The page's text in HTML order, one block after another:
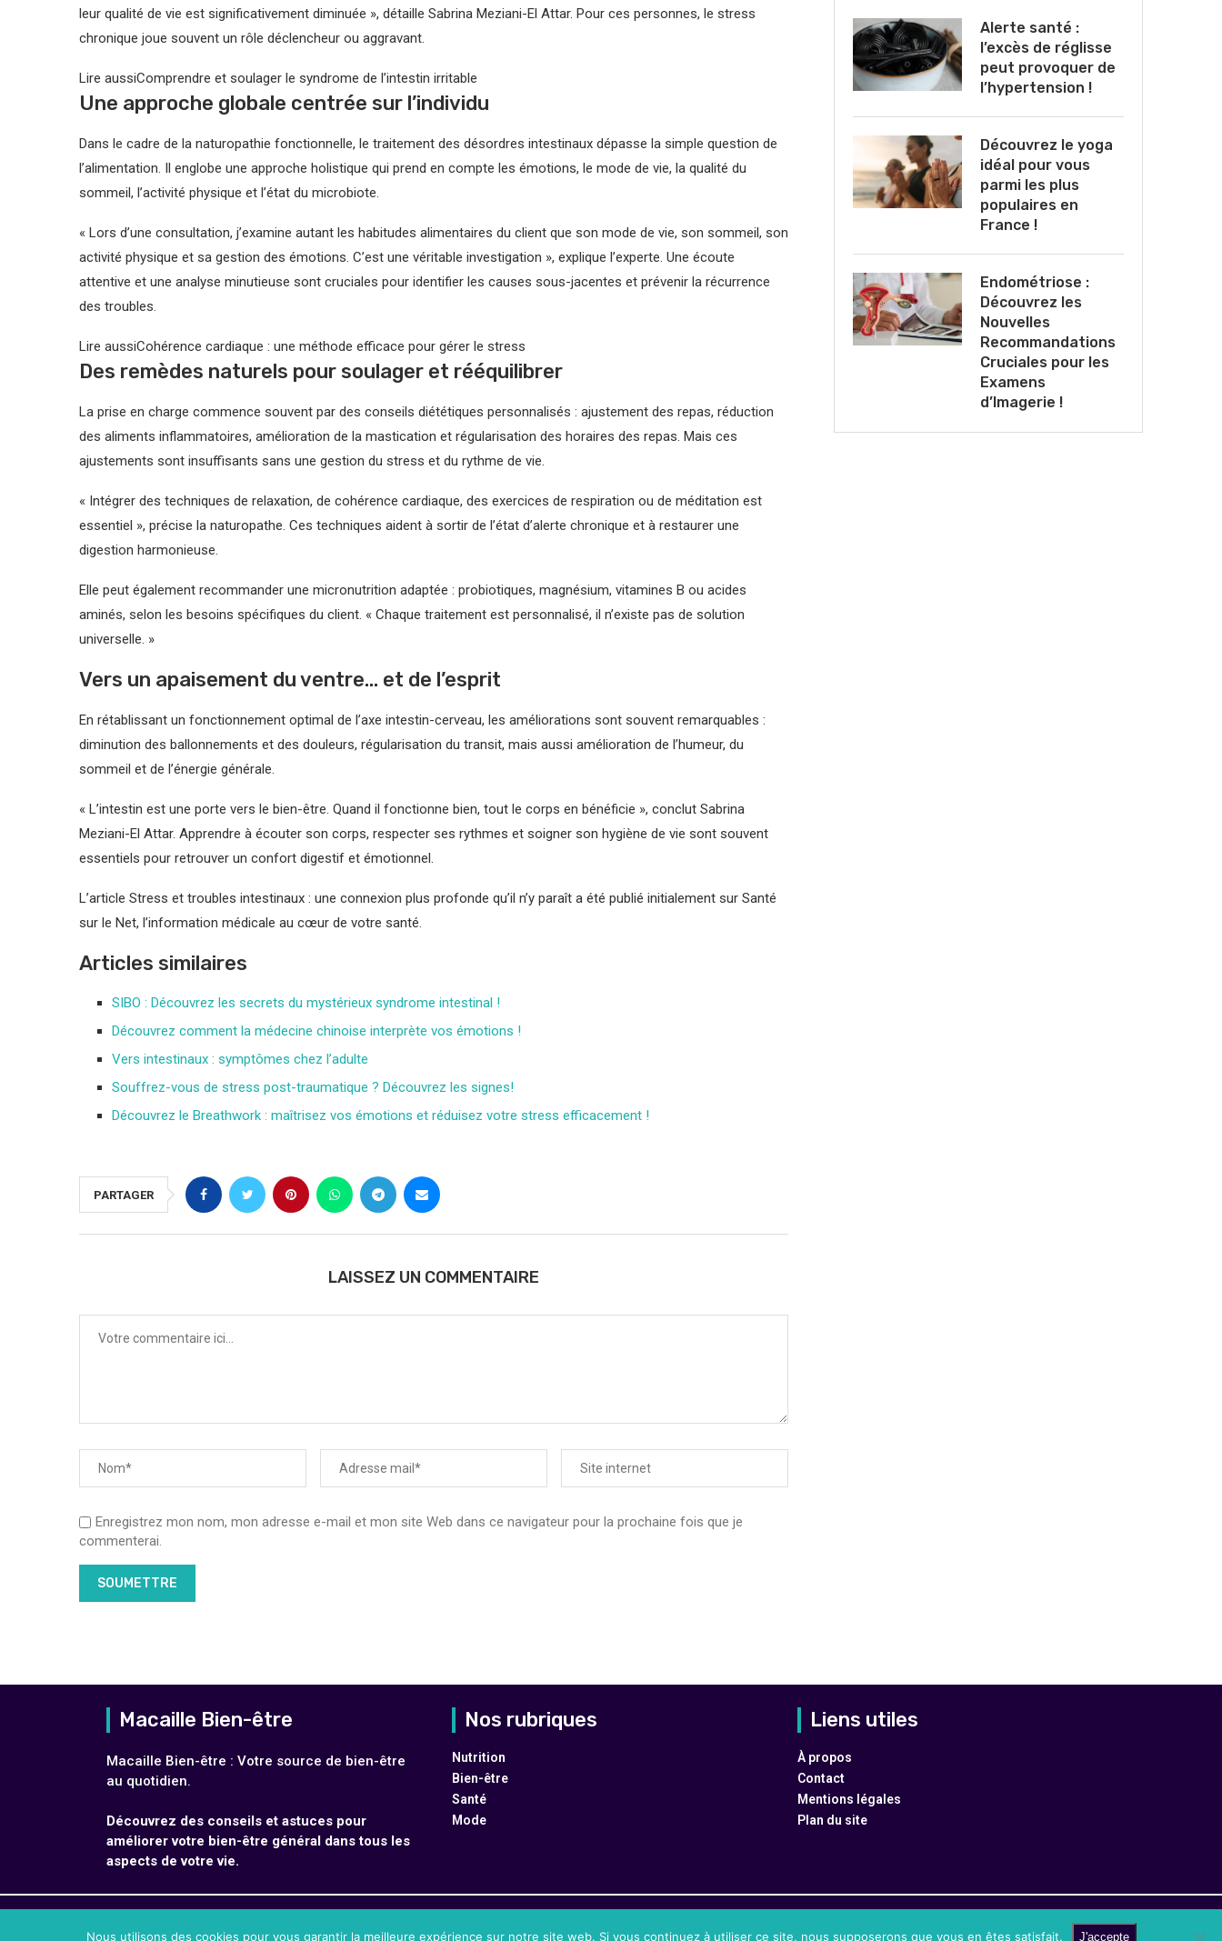
leur qualité de vie est significativement diminuée », détaille Sabrina Meziani-El Attar. Pour ces personnes, le stress
chronique joue souvent un rôle déclencheur ou aggravant.
Lire aussiComprendre et soulager le syndrome de l’intestin irritable
Une approche globale centrée sur l’individu
Dans le cadre de la naturopathie fonctionnelle, le traitement des désordres intestinaux dépasse la simple question de
l’alimentation. Il englobe une approche holistique qui prend en compte les émotions, le mode de vie, la qualité du
sommeil, l’activité physique et l’état du microbiote.
« Lors d’une consultation, j’examine autant les habitudes alimentaires du client que son mode de vie, son sommeil, son
activité physique et sa gestion des émotions. C’est une véritable investigation », explique l’experte. Une écoute
attentive et une analyse minutieuse sont cruciales pour identifier les causes sous-jacentes et prévenir la récurrence
des troubles.
Lire aussiCohérence cardiaque : une méthode efficace pour gérer le stress
Des remèdes naturels pour soulager et rééquilibrer
La prise en charge commence souvent par des conseils diététiques personnalisés : ajustement des repas, réduction
des aliments inflammatoires, amélioration de la mastication et régularisation des horaires des repas. Mais ces
ajustements sont insuffisants sans une gestion du stress et du rythme de vie.
« Intégrer des techniques de relaxation, de cohérence cardiaque, des exercices de respiration ou de méditation est
essentiel », précise la naturopathe. Ces techniques aident à sortir de l’état d’alerte chronique et à restaurer une
digestion harmonieuse.
Elle peut également recommander une micronutrition adaptée : probiotiques, magnésium, vitamines B ou acides
aminés, selon les besoins spécifiques du client. « Chaque traitement est personnalisé, il n’existe pas de solution
universelle. »
Vers un apaisement du ventre… et de l’esprit
En rétablissant un fonctionnement optimal de l’axe intestin-cerveau, les améliorations sont souvent remarquables :
diminution des ballonnements et des douleurs, régularisation du transit, mais aussi amélioration de l’humeur, du
sommeil et de l’énergie générale.
« L’intestin est une porte vers le bien-être. Quand il fonctionne bien, tout le corps en bénéficie », conclut Sabrina
Meziani-El Attar. Apprendre à écouter son corps, respecter ses rythmes et soigner son hygiène de vie sont souvent
essentiels pour retrouver un confort digestif et émotionnel.
L’article Stress et troubles intestinaux : une connexion plus profonde qu’il n’y paraît a été publié initialement sur Santé
sur le Net, l’information médicale au cœur de votre santé.
Articles similaires
SIBO : Découvrez les secrets du mystérieux syndrome intestinal !
Découvrez comment la médecine chinoise interprète vos émotions !
Vers intestinaux : symptômes chez l’adulte
Souffrez-vous de stress post-traumatique ? Découvrez les signes!
Découvrez le Breathwork : maîtrisez vos émotions et réduisez votre stress efficacement !
PARTAGER
LAISSEZ UN COMMENTAIRE
Enregistrez mon nom, mon adresse e-mail et mon site Web dans ce navigateur pour la prochaine fois que je
commenterai.
Alerte santé :
l’excès de réglisse
peut provoquer de
l’hypertension !
Découvrez le yoga
idéal pour vous
parmi les plus
populaires en
France !
Endométriose :
Découvrez les
Nouvelles
Recommandations
Cruciales pour les
Examens
d’Imagerie !
Macaille Bien-être
Macaille Bien-être : Votre source de bien-être
au quotidien.
Découvrez des conseils et astuces pour
améliorer votre bien-être général dans tous les
aspects de votre vie.
Nos rubriques
Nutrition
Bien-être
Santé
Mode
Liens utiles
À propos
Contact
Mentions légales
Plan du site
Nous utilisons des cookies pour vous garantir la meilleure expérience sur notre site web. Si vous continuez à utiliser ce site, nous supposerons que vous en êtes satisfait. J'accepte